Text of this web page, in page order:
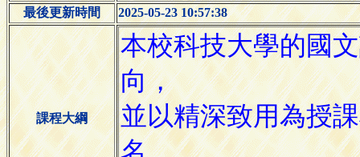
最後更新時間
2025-05-23 10:57:38
課程大綱